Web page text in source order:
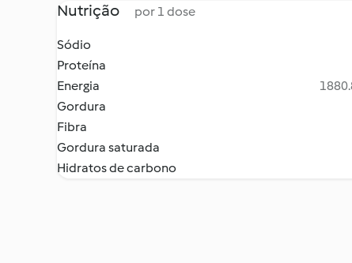
Nutrição por 1 dose
Sódio
Proteína
Energia
Gordura
Fibra
Gordura saturada
Hidratos de carbono